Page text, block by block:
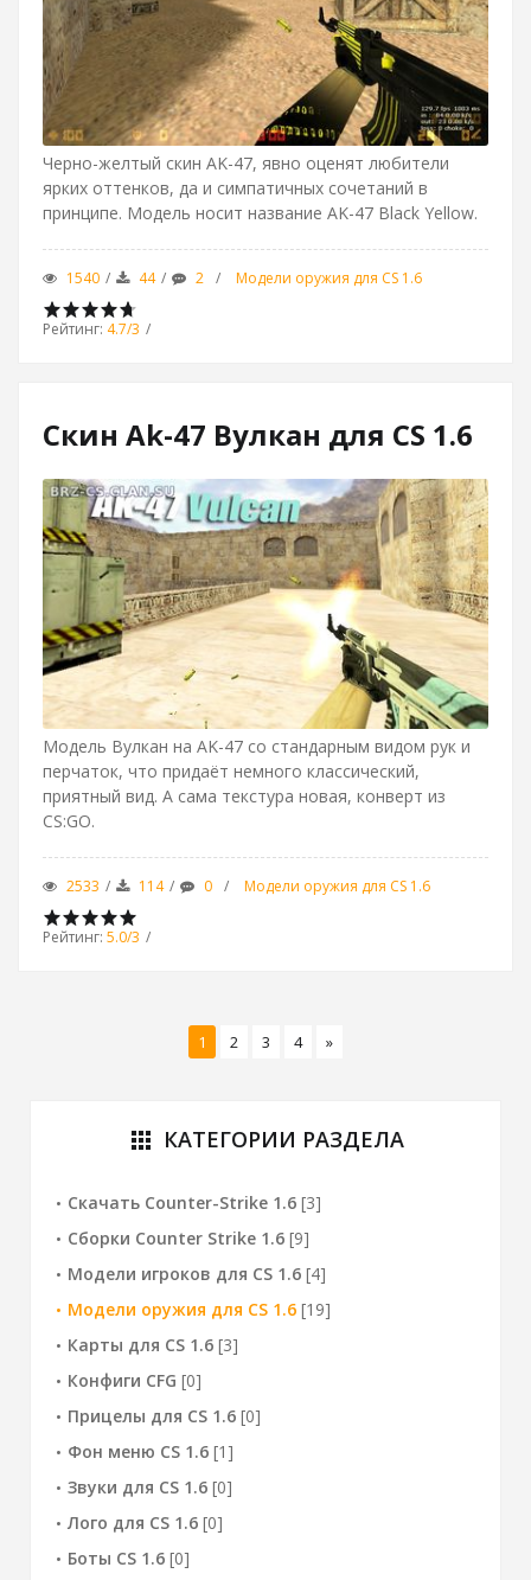
Черно-желтый скин AK-47, явно оценят любители
ярких оттенков, да и симпатичных сочетаний в
принципе. Модель носит название AK-47 Black Yellow.
1540 44 2 Модели оружия для CS 1.6
Рейтинг: 4.7/3
Скин Ak-47 Вулкан для CS 1.6
Модель Вулкан на AK-47 со стандарным видом рук и
перчаток, что придаёт немного классический,
приятный вид. А сама текстура новая, конверт из
CS:GO.
2533 114 0 Модели оружия для CS 1.6
Рейтинг: 5.0/3
1 2 3 4 »
apps КАТЕГОРИИ РАЗДЕЛА
Скачать Counter-Strike 1.6 [3]
Сборки Counter Strike 1.6 [9]
Модели игроков для CS 1.6 [4]
Модели оружия для CS 1.6 [19]
Карты для CS 1.6 [3]
Конфиги CFG [0]
Прицелы для CS 1.6 [0]
Фон меню CS 1.6 [1]
Звуки для CS 1.6 [0]
Лого для CS 1.6 [0]
Боты CS 1.6 [0]